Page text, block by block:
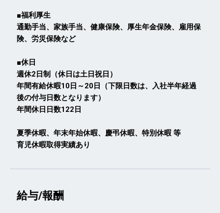
■福利厚生
通勤手当、家族手当、健康保険、厚生年金保険、雇用保
険、労災保険など
■休日
週休2日制（休日は土日祝日）
年間有給休暇10日～20日（下限日数は、入社半年経過
後の付与日数となります）
年間休日日数122日
夏季休暇、年末年始休暇、慶弔休暇、特別休暇 等
育児休暇取得実績あり
給与/報酬